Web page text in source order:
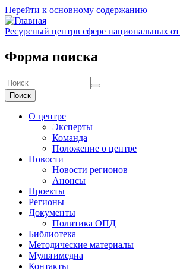
Перейти к основному содержанию
Ресурсный центрв сфере национальных
Форма поиска
Поиск
О центре
Эксперты
Команда
Положение о центре
Новости
Новости регионов
Анонсы
Проекты
Регионы
Документы
Политика ОПД
Библиотека
Методические материалы
Мультимедиа
Контакты